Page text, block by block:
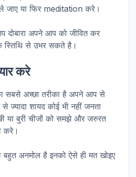
या फिर meditation करे।
दोबारा अपने आप को जीवित कर
से उभर सकते है।
करे
सबसे अच्छा तरीका है अपने आप से
ज्यादा शायद कोई भी नहीं जनता
या बुरी चीजों को समझे और जरुरत
करे।
अनमोल है इनको ऐसे ही मत खोइए